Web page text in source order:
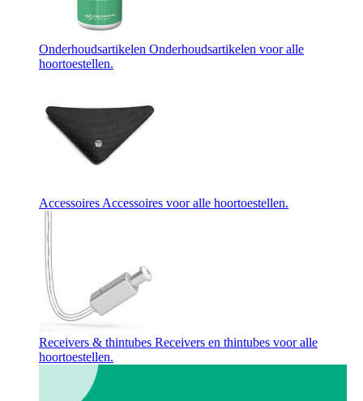
Onderhoudsartikelen Onderhoudsartikelen voor alle
hoortoestellen.
AccessoiresAccessoires voor alle hoortoestellen.
Receivers & thintubes Receivers en thintubes voor alle
hoortoestellen.